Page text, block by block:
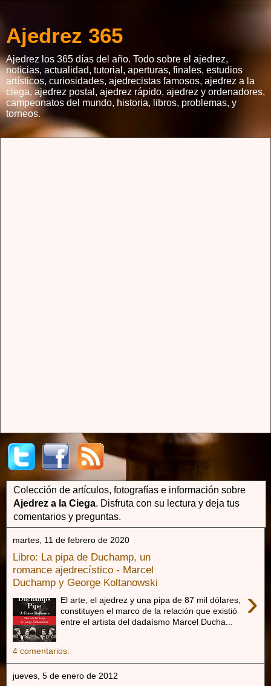
Ajedrez 365
Ajedrez los 365 días del año. Todo sobre el ajedrez,
noticias, actualidad, tutorial, aperturas, finales, estudios
artísticos, curiosidades, ajedrecistas famosos, ajedrez a la
ciega, ajedrez postal, ajedrez rápido, ajedrez y ordenadores,
campeonatos del mundo, historia, libros, problemas, y
torneos.
Colección de artículos, fotografías e información sobre
Ajedrez a la Ciega. Disfruta con su lectura y deja tus
comentarios y preguntas.
martes, 11 de febrero de 2020
Libro: La pipa de Duchamp, un
romance ajedrecístico - Marcel
Duchamp y George Koltanowski
›
El arte, el ajedrez y una pipa de 87 mil dólares,
constituyen el marco de la relación que existió
entre el artista del dadaísmo Marcel Ducha...
4 comentarios:
jueves, 5 de enero de 2012